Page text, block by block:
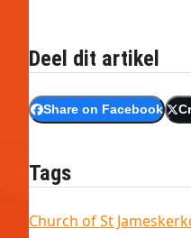
Deel dit artikel
Share on Facebook
Tags
Church of St James